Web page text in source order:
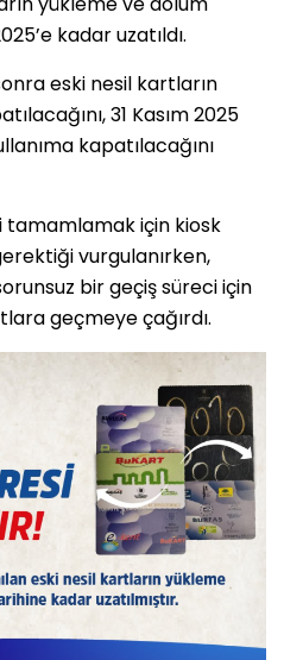
kadar uzatıldı.
eski nesil kartların
31 Kasım 2025
kapatılacağını
tamamlamak için kiosk
vurgulanırken,
bir geçiş süreci için
geçmeye çağırdı.